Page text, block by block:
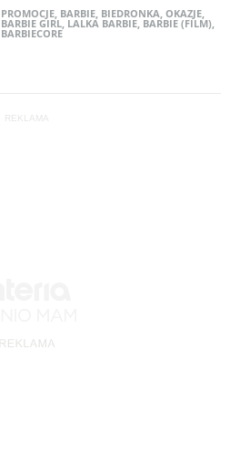
PROMOCJE, BARBIE, BIEDRONKA,OKAZJE,
BARBIE GIRL, LALKA BARBIE, BARBIE (FILM),
BARBIECORE
REKLAMA